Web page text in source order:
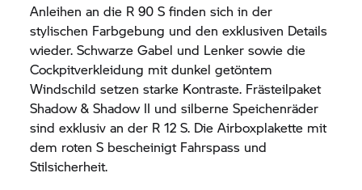
Anleihen an die R 90 S finden sich in der
stylischen Farbgebung und den exklusiven Details
wieder. Schwarze Gabel und Lenker sowie die
Cockpitverkleidung mit dunkel getöntem
Windschild setzen starke Kontraste. Frästeilpaket
Shadow & Shadow II und silberne Speichenräder
sind exklusiv an der R 12 S. Die Airboxplakette mit
dem roten S bescheinigt Fahrspass und
Stilsicherheit.